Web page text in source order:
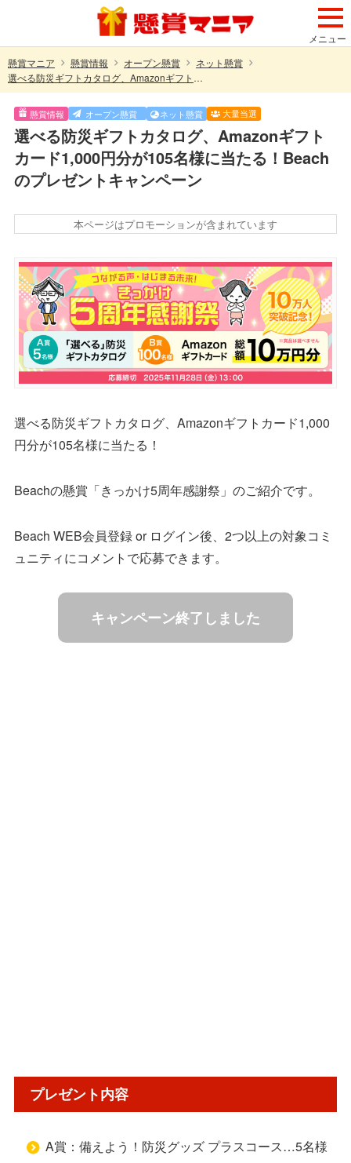
メニュー
懸賞マニア
懸賞情報 オープン懸賞
ネット懸賞
選べる防災ギフトカタログ、Amazonギフトカード1,000円分が105名様に当たる！Beachのプレゼントキャンペーン
懸賞情報 オープン懸賞 ネット懸賞 大量当選
選べる防災ギフトカタログ、Amazonギフト
カード1,000円分が105名様に当たる！Beach
のプレゼントキャンペーン
本ページはプロモーションが含まれています
選べる防災ギフトカタログ、Amazonギフトカード1,000
円分が105名様に当たる！
Beachの懸賞「きっかけ5周年感謝祭」のご紹介です。
Beach WEB会員登録 or ログイン後、2つ以上の対象コミ
ュニティにコメントで応募できます。
キャンペーン終了しました
プレゼント内容
A賞：備えよう！防災グッズ プラスコース…5名様